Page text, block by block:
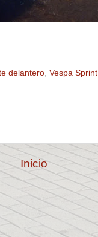
delantero Vespa Sprint
Inicio